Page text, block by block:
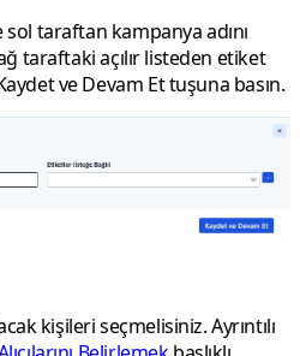
taraftan kampanya adını
taraftaki açılır listeden etiket
ve Devam Ettuşuna basın.
kişileri seçmelisiniz. Ayrıntılı